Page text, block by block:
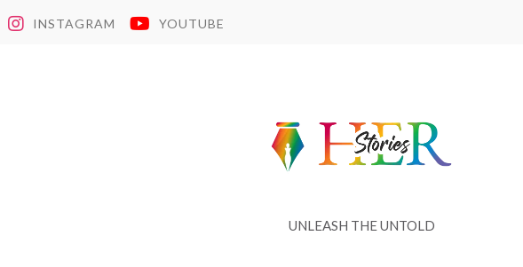
INSTAGRAM YOUTUBE
UNLEASH THE UNTOLD